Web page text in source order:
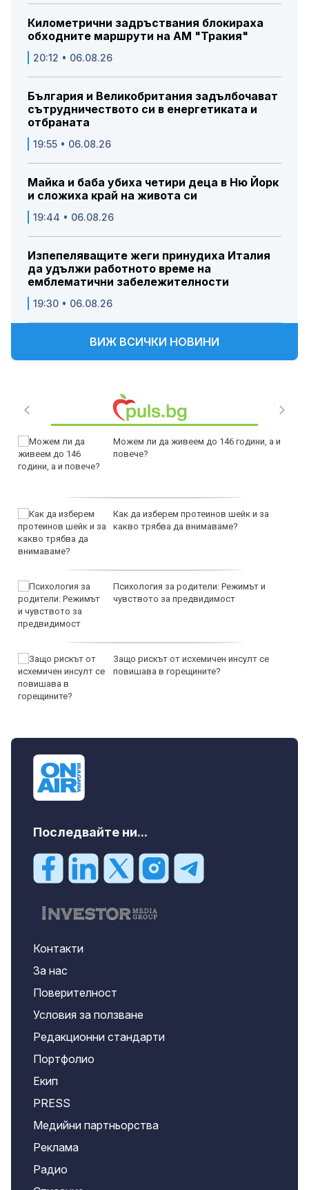
Километрични задръствания блокираха
обходните маршрути на АМ "Тракия"
20:12 • 06.08.26
България и Великобритания задълбочават
сътрудничеството си в енергетиката и
отбраната
19:55 • 06.08.26
Майка и баба убиха четири деца в Ню Йорк
и сложиха край на живота си
19:44 • 06.08.26
Изпепеляващите жеги принудиха Италия
да удължи работното време на
емблематични забележителности
19:30 • 06.08.26
ВИЖ ВСИЧКИ НОВИНИ
Можем ли да живеем до 146 години, а и
повече?
Как да изберем протеинов шейк и за
какво трябва да внимаваме?
Психология за родители: Режимът и
чувството за предвидимост
Защо рискът от исхемичен инсулт се
повишава в горещините?
Последвайте ни...
Контакти
За нас
Поверителност
Условия за ползване
Редакционни стандарти
Портфолио
Екип
PRESS
Медийни партньорства
Реклама
Радио